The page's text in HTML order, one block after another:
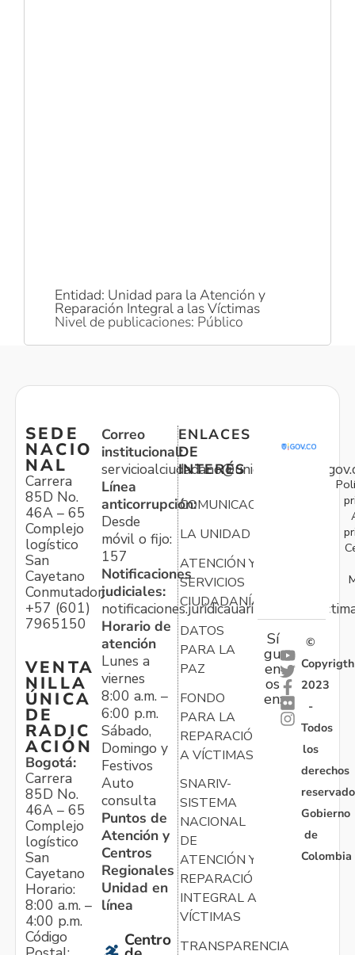
Entidad: Unidad para la Atención y
Reparación Integral a las Víctimas
Nivel de publicaciones: Público
SEDE
NACIO
NAL
Carrera
85D No.
46A – 65
Complejo
logístico
San
Cayetano
Conmutador:
+57 (601)
7965150
VENTA
NILLA
ÚNICA
DE
RADIC
ACIÓN
Bogotá:
Carrera
85D No.
46A – 65
Complejo
logístico
San
Cayetano
Horario:
8:00 a.m. –
4:00 p.m.
Código
Correo
institucional:
Línea
anticorrupción:
Desde
móvil o fijo:
157
Notificaciones
judiciales:
Horario de
atención
Lunes a
viernes
8:00 a.m. –
6:00 p.m.
Sábado,
Domingo y
Festivos
Auto
consulta
Puntos de
Atención y
Centros
Regionales
Unidad en
línea
Centro
ENLACES
DE
INTERÉS
COMUNICACIONES
LA UNIDAD
ATENCIÓN Y
SERVICIOS
CIUDADANÍA
DATOS
PARA LA
PAZ
FONDO
PARA LA
REPARACIÓN
A VÍCTIMAS
SNARIV-
SISTEMA
NACIONAL
DE
ATENCIÓN Y
REPARACIÓN
INTEGRAL A
VÍCTIMAS
TRANSPARENCIA
Sí
gu
en
os
en:
©
Copyrigth
2023
-
Todos
los
derechos
Gobierno
de
Colombia